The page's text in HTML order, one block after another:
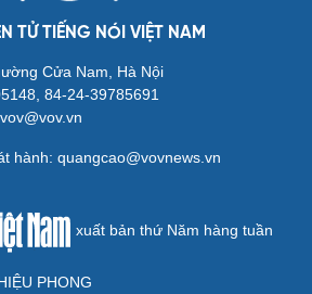
TỬ TIẾNG NÓI VIỆT NAM
Cửa Nam, Hà Nội
84-24-39785691
hành: quangcao@vovnews.vn
xuất bản thứ Năm hàng tuần
PHONG